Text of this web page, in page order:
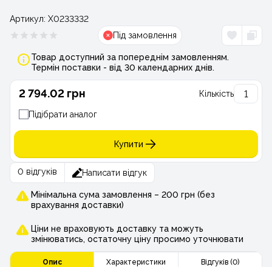
Артикул: Х0233332
Під замовлення
Товар доступний за попереднім замовленням.
Термін поставки - від 30 календарних днів.
2 794.02 грн Кількість
Підібрати аналог
Купити
0 відгуків Написати відгук
Мінімальна сума замовлення – 200 грн (без
врахування доставки)
Ціни не враховують доставку та можуть
змінюватись, остаточну ціну просимо уточнювати
Опис Характеристики Відгуків (0)